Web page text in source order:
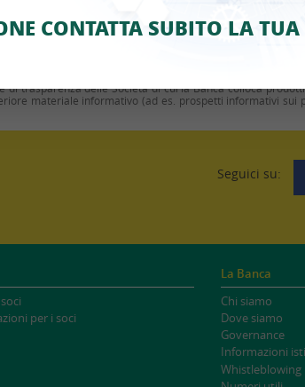
Per le condizioni contrattuali è necessario fare
trasparenza delle Società di cui la Banca colloca
materiale informativo (ad es. prospetti informativi sui
Seguici su:
per i soci
La Banca
Chi siamo
Dove siamo
Governance
Informazioni
Whistleblowing
CONTATTA SUBITO LA TUA